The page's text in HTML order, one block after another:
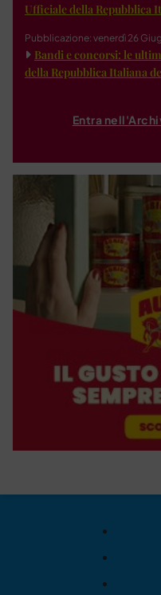
Ufficiale della Repubblica
Pubblicazione: venerdì 26
Bandi e concorsi: le
della Repubblica Italiana
Entra